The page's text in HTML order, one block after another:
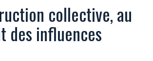
collective, au
des influences